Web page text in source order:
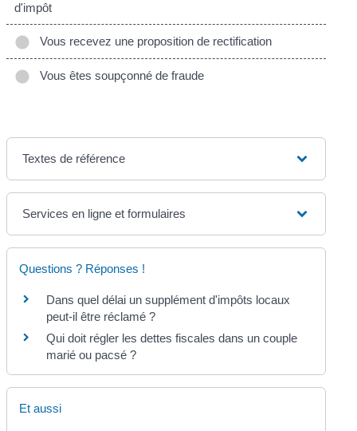
d'impôt
Vous recevez une proposition de rectification
Vous êtes soupçonné de fraude
Textes de référence
Services en ligne et formulaires
Questions ? Réponses !
Dans quel délai un supplément d'impôts locaux
peut-il être réclamé ?
Qui doit régler les dettes fiscales dans un couple
marié ou pacsé ?
Et aussi